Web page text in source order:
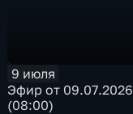
9 июля
Эфир от 09.07.2026
(08:00)